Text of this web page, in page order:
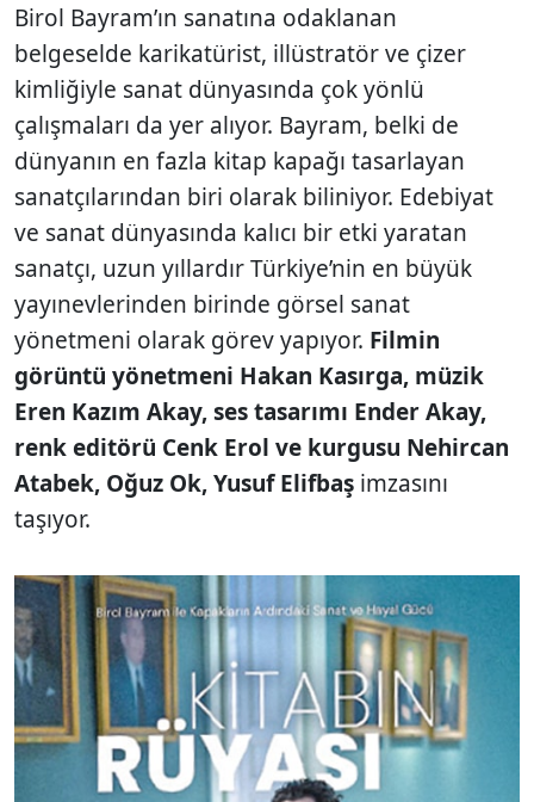
Birol Bayram’ın sanatına odaklanan
belgeselde karikatürist, illüstratör ve çizer
kimliğiyle sanat dünyasında çok yönlü
çalışmaları da yer alıyor. Bayram, belki de
dünyanın en fazla kitap kapağı tasarlayan
sanatçılarından biri olarak biliniyor. Edebiyat
ve sanat dünyasında kalıcı bir etki yaratan
sanatçı, uzun yıllardır Türkiye’nin en büyük
yayınevlerinden birinde görsel sanat
yönetmeni olarak görev yapıyor. Filmin
görüntü yönetmeni Hakan Kasırga, müzik
Eren Kazım Akay, ses tasarımı Ender Akay,
renk editörü Cenk Erol ve kurgusu Nehircan
Atabek, Oğuz Ok, Yusuf Elifbaş imzasını
taşıyor.